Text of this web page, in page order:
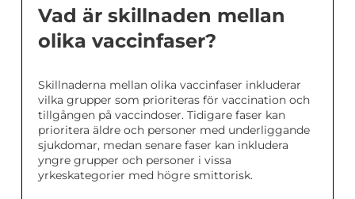
Vad är skillnaden mellan
olika vaccinfaser?
Skillnaderna mellan olika vaccinfaser inkluderar
vilka grupper som prioriteras för vaccination och
tillgången på vaccindoser. Tidigare faser kan
prioritera äldre och personer med underliggande
sjukdomar, medan senare faser kan inkludera
yngre grupper och personer i vissa
yrkeskategorier med högre smittorisk.